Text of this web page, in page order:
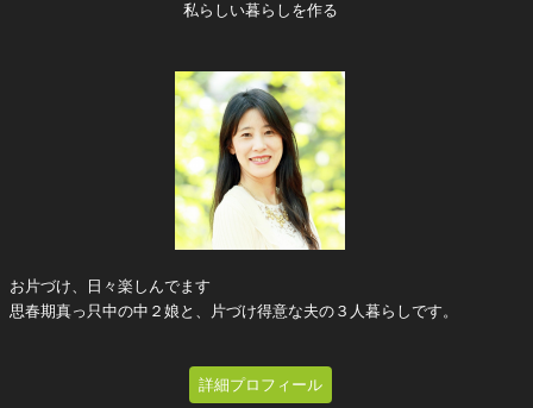
私らしい暮らしを作る
お片づけ、日々楽しんでます
思春期真っ只中の中２娘と、片づけ得意な夫の３人暮らしです。
詳細プロフィール